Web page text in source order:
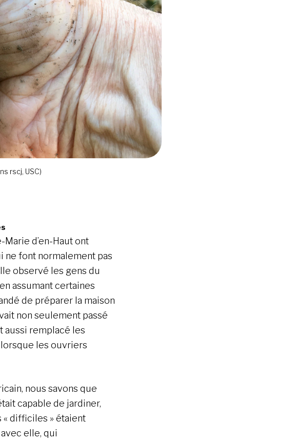
rscj, USC)
d’en-Haut ont
ne font normalement pas
observé les gens du
assumant certaines
de préparer la maison
non seulement passé
aussi remplacé les
les ouvriers
nous savons que
capable de jardiner,
« difficiles » étaient
elle, qui